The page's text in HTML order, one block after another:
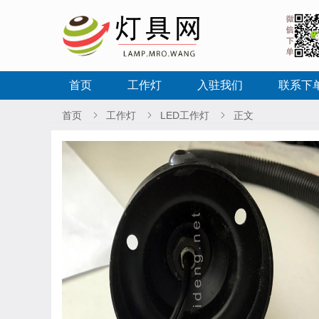
首页 工作灯 入驻我们 联系下
首页  工作灯  LED工作灯  正文